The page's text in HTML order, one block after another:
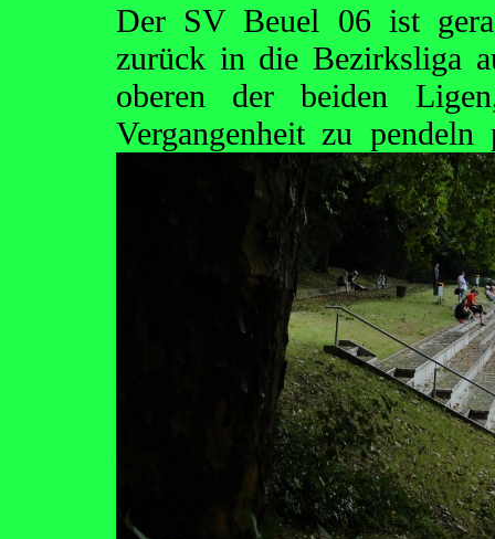
Der SV Beuel 06 ist
zurück in die Bezirksliga
oberen der beiden
Vergangenheit zu